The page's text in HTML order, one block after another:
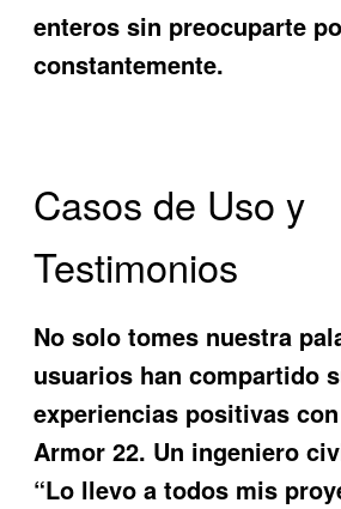
enteros sin preocuparte
constantemente.
Casos de Uso y
Testimonios
No solo tomes nuestra
usuarios han compartido
experiencias positivas
Armor 22. Un ingeniero
“Lo llevo a todos mis